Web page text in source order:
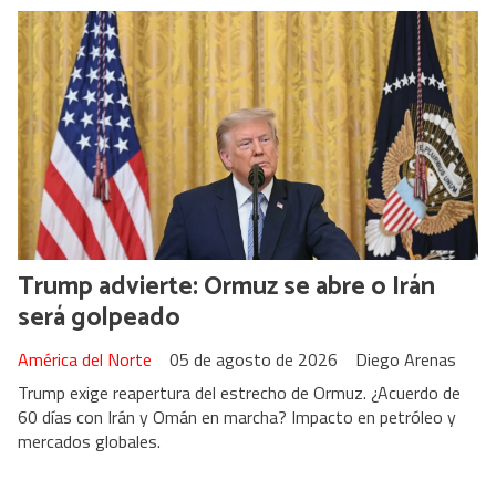
Trump advierte: Ormuz se abre o Irán
será golpeado
Diego Arenas
América del Norte
05 de agosto de 2026
Trump exige reapertura del estrecho de Ormuz. ¿Acuerdo de
60 días con Irán y Omán en marcha? Impacto en petróleo y
mercados globales.